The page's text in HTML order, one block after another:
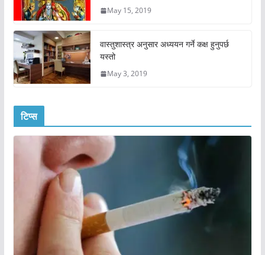
May 15, 2019
वास्तुशास्त्र अनुसार अध्ययन गर्ने कक्ष हुनुपर्छ
यस्तो
May 3, 2019
टिप्स